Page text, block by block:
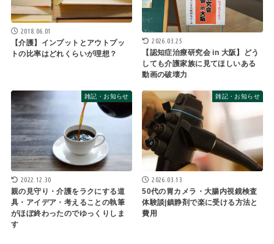
2018.06.01
【介護】インプットとアウトプッ
トの比率はどれくらいが理想？
2026.03.25
【認知症治療研究会 in 大阪】どう
しても介護家族に見てほしいある
動画の破壊力
雑記・お知らせ
2022.12.30
親の見守り・介護をラクにする道
具・アイデア・考えることの執筆
がほぼ終わったのでゆっくりしま
す
雑記・お知らせ
2026.03.13
50代の胃カメラ・大腸内視鏡検査
体験談|鎮静剤で楽に受ける方法と
費用